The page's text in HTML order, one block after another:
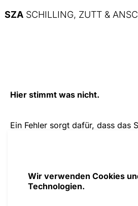
SZA SCHILLING, ZUTT &
Hier stimmt was nicht.
Ein Fehler sorgt dafür, dass das
Zur Startseite
Wir verwenden Cookies
Technologien.